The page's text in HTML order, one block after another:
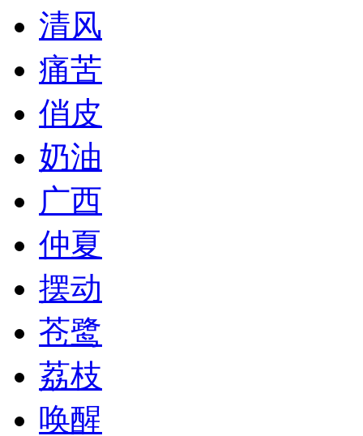
清风
痛苦
俏皮
奶油
广西
仲夏
摆动
苍鹭
荔枝
唤醒